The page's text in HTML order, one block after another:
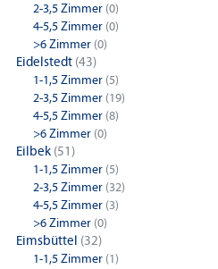
2-3,5 Zimmer (0)
4-5,5 Zimmer (0)
>6 Zimmer (0)
Eidelstedt (43)
1-1,5 Zimmer (5)
2-3,5 Zimmer (19)
4-5,5 Zimmer (8)
>6 Zimmer (0)
Eilbek (51)
1-1,5 Zimmer (5)
2-3,5 Zimmer (32)
4-5,5 Zimmer (3)
>6 Zimmer (0)
Eimsbüttel (32)
1-1,5 Zimmer (1)